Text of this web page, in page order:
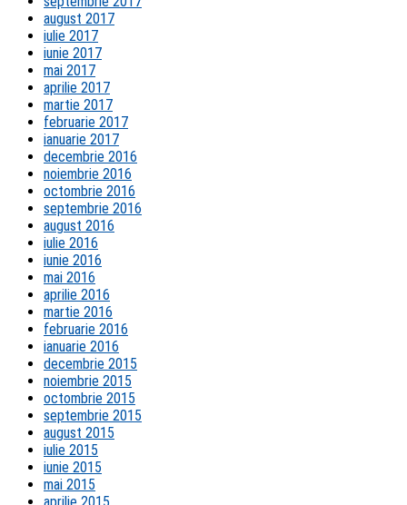
august 2017
iulie 2017
iunie 2017
mai 2017
aprilie 2017
martie 2017
februarie 2017
ianuarie 2017
decembrie 2016
noiembrie 2016
octombrie 2016
septembrie 2016
august 2016
iulie 2016
iunie 2016
mai 2016
aprilie 2016
martie 2016
februarie 2016
ianuarie 2016
decembrie 2015
noiembrie 2015
octombrie 2015
septembrie 2015
august 2015
iulie 2015
iunie 2015
mai 2015